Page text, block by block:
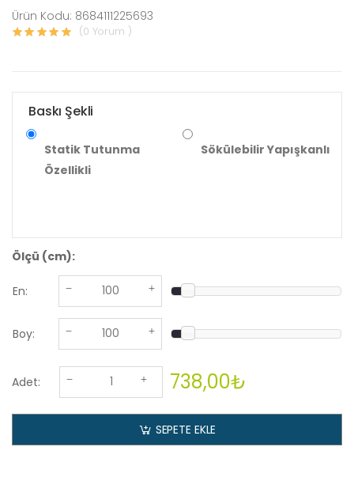
Ürün Kodu: 8684111225693
(0 Yorum )
Baskı Şekli
Statik Tutunma
Özellikli
Sökülebilir Yapışkanlı
Ölçü (cm):
En:
Boy:
Adet: 738,00₺
SEPETE EKLE